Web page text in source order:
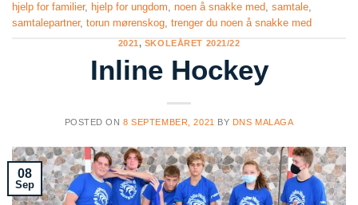
hjelp for familier, hjelp for ungdom, noen å snakke med, samtale,
samtalepartner, torun mørenskog, trenger du noen å snakke med
2021, SKOLEÅRET 2021/22
Inline Hockey
POSTED ON8 SEPTEMBER, 2021 BY DNS MALAGA
08
Sep